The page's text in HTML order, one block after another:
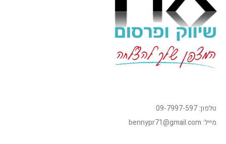
טלפון: 09-7997-597
מייל: bennypr71@gmail.com